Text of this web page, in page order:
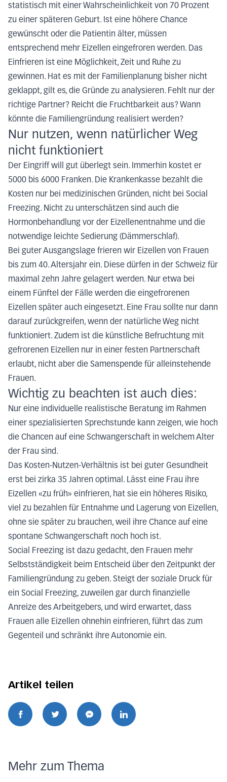
statistisch mit einer Wahrscheinlichkeit von 70 Prozent
zu einer späteren Geburt. Ist eine höhere Chance
gewünscht oder die Patientin älter, müssen
entsprechend mehr Eizellen eingefroren werden. Das
Einfrieren ist eine Möglichkeit, Zeit und Ruhe zu
gewinnen. Hat es mit der Familienplanung bisher nicht
geklappt, gilt es, die Gründe zu analysieren. Fehlt nur der
richtige Partner? Reicht die Fruchtbarkeit aus? Wann
könnte die Familiengründung realisiert werden?
Nur nutzen, wenn natürlicher Weg
nicht funktioniert
Der Eingriff will gut überlegt sein. Immerhin kostet er
5000 bis 6000 Franken. Die Krankenkasse bezahlt die
Kosten nur bei medizinischen Gründen, nicht bei Social
Freezing. Nicht zu unterschätzen sind auch die
Hormonbehandlung vor der Eizellenentnahme und die
notwendige leichte Sedierung (Dämmerschlaf).
Bei guter Ausgangslage frieren wir Eizellen von Frauen
bis zum 40. Altersjahr ein. Diese dürfen in der Schweiz für
maximal zehn Jahre gelagert werden. Nur etwa bei
einem Fünftel der Fälle werden die eingefrorenen
Eizellen später auch eingesetzt. Eine Frau sollte nur dann
darauf zurückgreifen, wenn der natürliche Weg nicht
funktioniert. Zudem ist die künstliche Befruchtung mit
gefrorenen Eizellen nur in einer festen Partnerschaft
erlaubt, nicht aber die Samenspende für alleinstehende
Frauen.
Wichtig zu beachten ist auch dies:
Nur eine individuelle realistische Beratung im Rahmen
einer spezialisierten Sprechstunde kann zeigen, wie hoch
die Chancen auf eine Schwangerschaft in welchem Alter
der Frau sind.
Das Kosten-Nutzen-Verhältnis ist bei guter Gesundheit
erst bei zirka 35 Jahren optimal. Lässt eine Frau ihre
Eizellen «zu früh» einfrieren, hat sie ein höheres Risiko,
viel zu bezahlen für Entnahme und Lagerung von Eizellen,
ohne sie später zu brauchen, weil ihre Chance auf eine
spontane Schwangerschaft noch hoch ist.
Social Freezing ist dazu gedacht, den Frauen mehr
Selbstständigkeit beim Entscheid über den Zeitpunkt der
Familiengründung zu geben. Steigt der soziale Druck für
ein Social Freezing, zuweilen gar durch finanzielle
Anreize des Arbeitgebers, und wird erwartet, dass
Frauen alle Eizellen ohnehin einfrieren, führt das zum
Gegenteil und schränkt ihre Autonomie ein.
Artikel teilen
Mehr zum Thema